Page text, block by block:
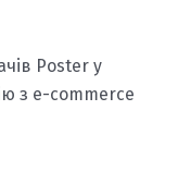
Poster у
з e-commerce